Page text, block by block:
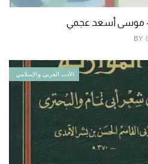
موسى أسعد عجمي
BY
الأدب العربي والإسلامي